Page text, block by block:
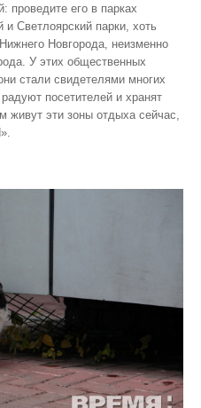
проведите его в парках
Светлоярский парки, хоть
Новгорода, неизменно
У этих общественных
стали свидетелями многих
посетителей и хранят
живут эти зоны отдыха сейчас,